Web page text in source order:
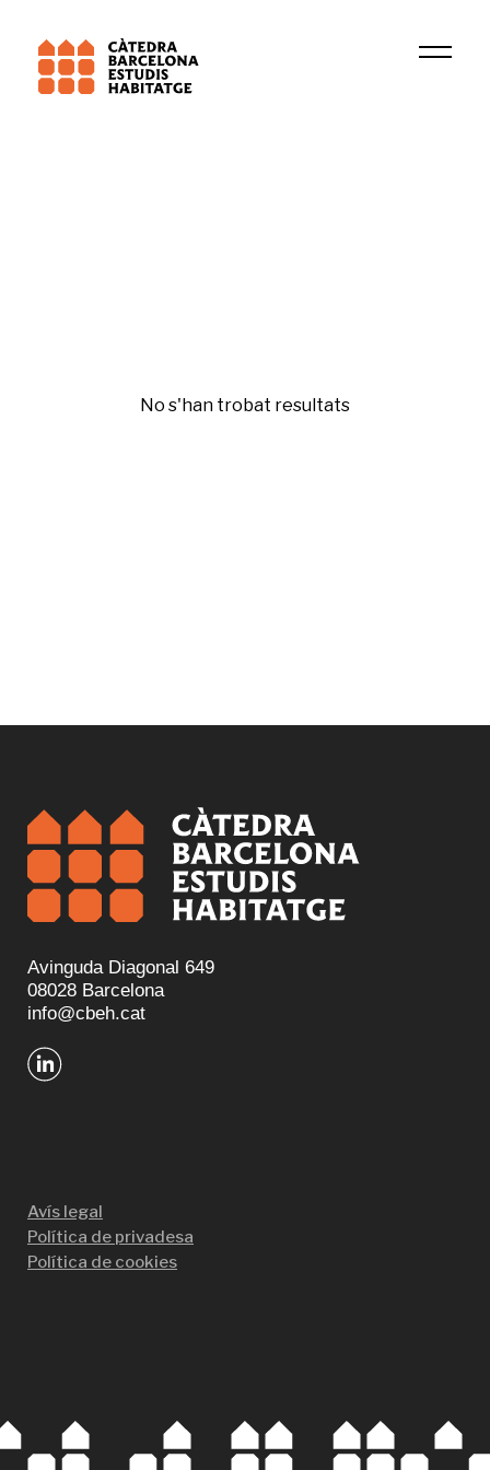
No s'han trobat resultats
Avinguda Diagonal 649
08028 Barcelona
info@cbeh.cat
Avís legal
Política de privadesa
Política de cookies